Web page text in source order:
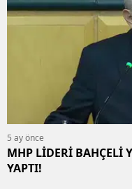
5 ay önce
MHP LİDERİ BAHÇELİ
YAPTI!